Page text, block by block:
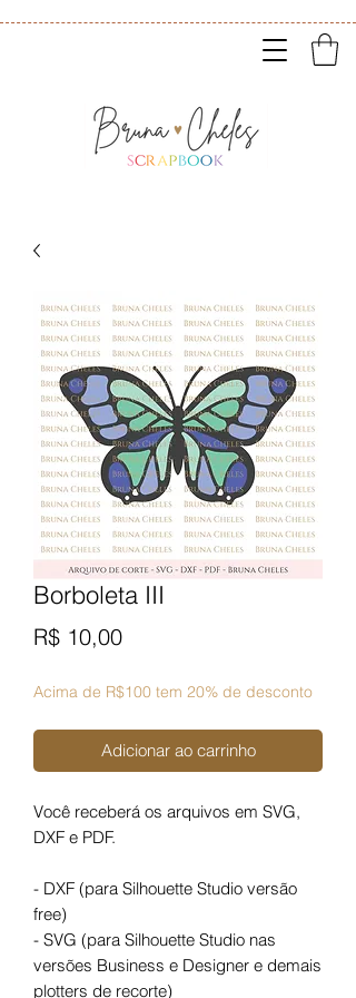
Borboleta III
R$ 10,00Preço
Acima de R$100 tem 20% de desconto
Adicionar ao carrinho
Você receberá os arquivos em SVG,
DXF e PDF.
- DXF (para Silhouette Studio versão
free)
- SVG (para Silhouette Studio nas
versões Business e Designer e demais
plotters de recorte)